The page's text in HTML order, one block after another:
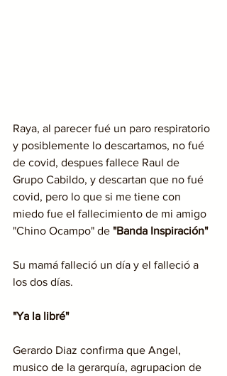
Raya, al parecer fué un paro respiratorio
y posiblemente lo descartamos, no fué
de covid, despues fallece Raul de
Grupo Cabildo, y descartan que no fué
covid, pero lo que si me tiene con
miedo fue el fallecimiento de mi amigo
"Chino Ocampo" de "Banda Inspiración"
Su mamá falleció un día y el falleció a
los dos días.
"Ya la libré"
Gerardo Diaz confirma que Angel,
musico de la gerarquía, agrupacion de